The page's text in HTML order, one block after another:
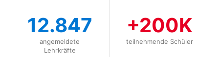
12.847
angemeldete
Lehrkräfte
+200K
teilnehmende Schüler